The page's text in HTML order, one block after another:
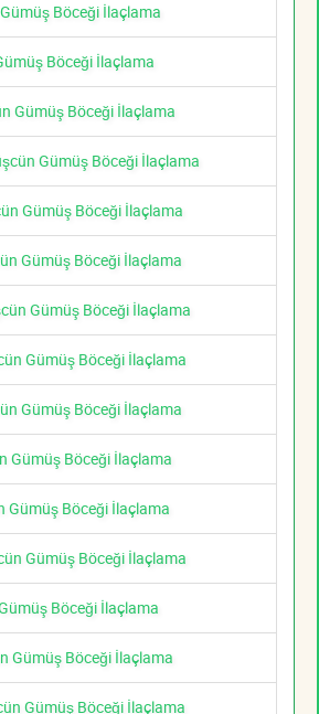
Böceği İlaçlama
Böceği İlaçlama
Gümüş Böceği İlaçlama
Gümüş Böceği İlaçlama
Gümüş Böceği İlaçlama
Gümüş Böceği İlaçlama
Gümüş Böceği İlaçlama
Gümüş Böceği İlaçlama
Gümüş Böceği İlaçlama
Gümüş Böceği İlaçlama
Gümüş Böceği İlaçlama
Gümüş Böceği İlaçlama
Böceği İlaçlama
Gümüş Böceği İlaçlama
Gümüş Böceği İlaçlama